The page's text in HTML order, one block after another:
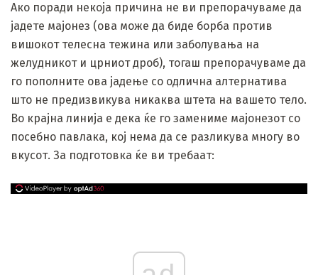
Ако поради некоја причина не ви препорачуваме да
јадете мајонез (ова може да биде борба против
вишокот телесна тежина или заболувања на
желудникот и црниот дроб), тогаш препорачуваме да
го пополните ова јадење со одлична алтернатива
што не предизвикува никаква штета на вашето тело.
Во крајна линија е дека ќе го замениме мајонезот со
посебно павлака, кој нема да се разликува многу во
вкусот. За подготовка ќе ви требаат: